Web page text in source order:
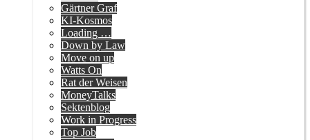
Gärtner Graf
KI-Kosmos
Loading …
Down by Law
Move on up
Watts On
Rat der Weisen
MoneyTalks
Sektenblog
Work in Progress
Top Job